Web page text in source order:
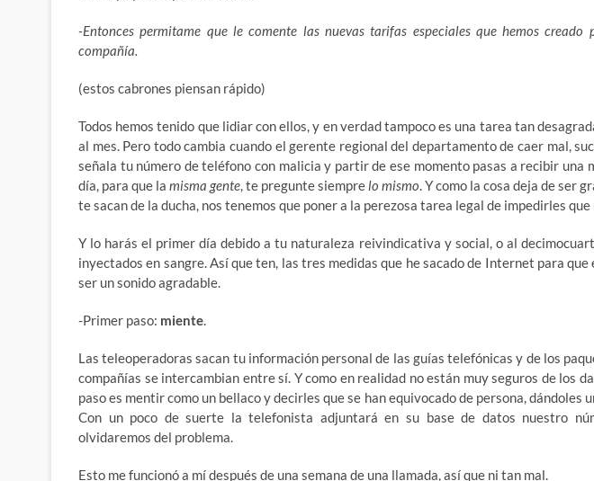
-Entonces permitame que le comente las nuevas tarifas especiales que hemos creado
compañía.
(estos cabrones piensan rápido)
Todos hemos tenido que lidiar con ellos, y en verdad tampoco es una tarea tan
al mes. Pero todo cambia cuando el gerente regional del departamento de caer mal,
señala tu número de teléfono con malicia y partir de ese momento pasas a recibir una
día, para que la misma gente, te pregunte siemprelo mismo. Y como la cosa deja de ser
te sacan de la ducha, nos tenemos que poner a la perezosa tarea legal de impedirles
Y lo harás el primer día debido a tu naturaleza reivindicativa y social, o al
inyectados en sangre. Así que ten, las tres medidas que he sacado de Internet para
ser un sonido agradable.
-Primer paso: miente.
Las teleoperadoras sacan tu información personal de las guías telefónicas y de los
compañías se intercambian entre sí. Y como en realidad no están muy seguros de los
paso es mentir como un bellaco y decirles que se han equivocado de persona, dándoles
Con un poco de suerte la telefonista adjuntará en su base de datos nuestro
olvidaremos del problema.
Esto me funcionó a mí después de una semana de una llamada, así que ni tan mal.